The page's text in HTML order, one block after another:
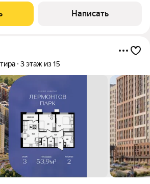
спальни, балкон,
Квартира с
Написать
3 этаж из 15